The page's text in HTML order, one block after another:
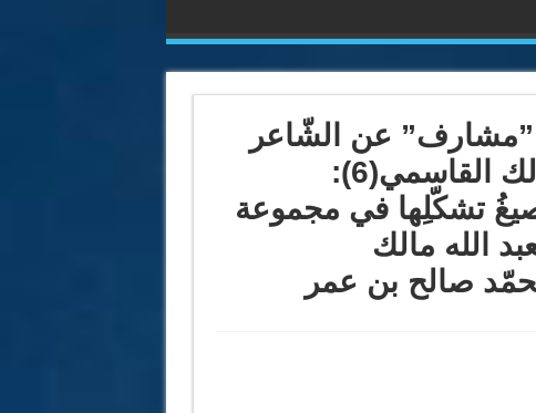
عن الشّاعر
التّونسيّ المرحوم عبد الله مالك القاسمي(6):
وصيغُ تشكّلِها في مجموعة
الرّجلِ الغائمِ (1) لعبد الله مالك